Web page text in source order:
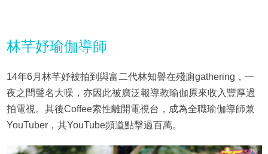
林芊妤瑜伽導師
14年6月林芊妤被拍到與富二代林知譽在殘廁gathering，一
夜之間聲名大噪，亦因此被廣泛報導教瑜伽原來收入豐厚過
拍電視。其後Coffee索性離開電視台，成為全職瑜伽導師兼
YouTuber，其YouTube頻道點擊過百萬。